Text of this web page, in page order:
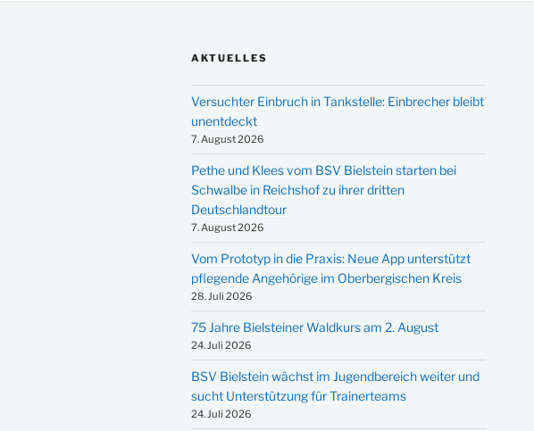
AKTUELLES
Versuchter Einbruch in Tankstelle: Einbrecher bleibt
unentdeckt
7. August 2026
Pethe und Klees vom BSV Bielstein starten bei
Schwalbe in Reichshof zu ihrer dritten
Deutschlandtour
7. August 2026
Vom Prototyp in die Praxis: Neue App unterstützt
pflegende Angehörige im Oberbergischen Kreis
28. Juli 2026
75 Jahre Bielsteiner Waldkurs am 2. August
24. Juli 2026
BSV Bielstein wächst im Jugendbereich weiter und
sucht Unterstützung für Trainerteams
24. Juli 2026